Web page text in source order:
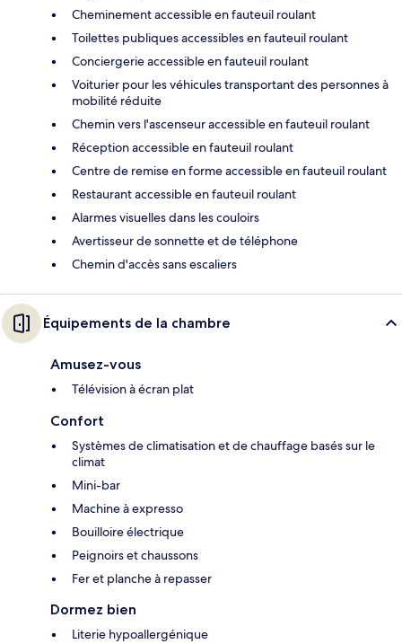
Cheminement accessible en fauteuil roulant
Toilettes publiques accessibles en fauteuil roulant
Conciergerie accessible en fauteuil roulant
Voiturier pour les véhicules transportant des personnes à
mobilité réduite
Chemin vers l'ascenseur accessible en fauteuil roulant
Réception accessible en fauteuil roulant
Centre de remise en forme accessible en fauteuil roulant
Restaurant accessible en fauteuil roulant
Alarmes visuelles dans les couloirs
Avertisseur de sonnette et de téléphone
Chemin d'accès sans escaliers
Équipements de la chambre
Amusez-vous
Télévision à écran plat
Confort
Systèmes de climatisation et de chauffage basés sur le
climat
Mini-bar
Machine à expresso
Bouilloire électrique
Peignoirs et chaussons
Fer et planche à repasser
Dormez bien
Literie hypoallergénique